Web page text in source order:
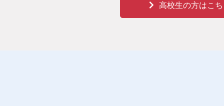
高校生の方はこ